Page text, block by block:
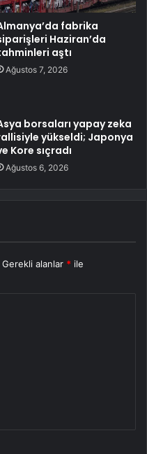
fabrika
Haziran’da
aştı
Ağustos 7, 2026
borsaları yapay zeka
yükseldi; Japonya
Kore sıçradı
Ağustos 6, 2026
Gerekli alanlar * ile